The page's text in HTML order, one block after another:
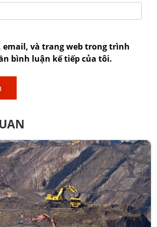
email, và trang web trong trình
bình luận kế tiếp của tôi.